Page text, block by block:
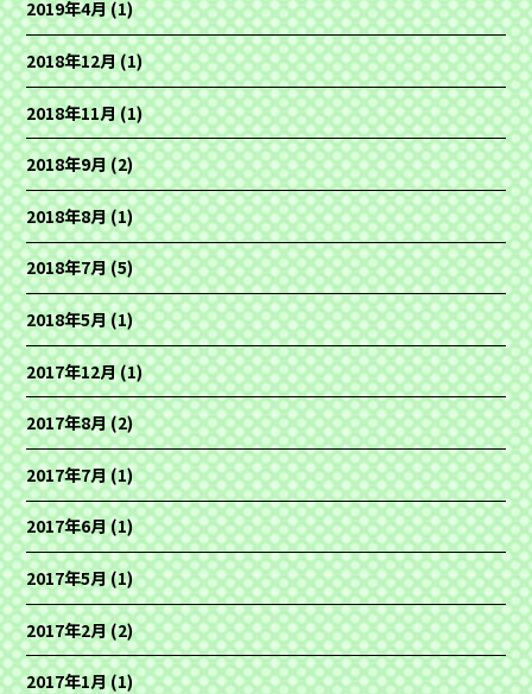
2019年4月(1)
2018年12月(1)
2018年11月(1)
2018年9月(2)
2018年8月(1)
2018年7月(5)
2018年5月(1)
2017年12月(1)
2017年8月(2)
2017年7月(1)
2017年6月(1)
2017年5月(1)
2017年2月(2)
2017年1月(1)